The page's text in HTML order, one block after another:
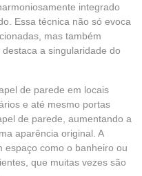
integrado
Essa técnica não só evoca
mas também
a singularidade do
de parede em locais
e até mesmo portas
de parede, aumentando a
aparência original. A
espaço como o banheiro ou
que muitas vezes são